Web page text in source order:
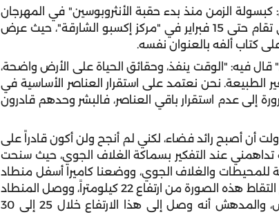
الزمن منذ بدء حقبة الأنثروبوسين" في المهرجان
الدولي للتصوير "اكسبوجر" بنسخته السابعة التي تقام حتى 15 فبراير في "مركز إكسبو الشارقة"، حيث عرض
كتاب ألفه بالعنوان نفسه.
فيه: "الوقت ينفذ، وحقائق الحياة على الأرض واضحة،
الطبيعة. نحن نعتمد على استقرار العناصر الأساسية في
إلى عدم استقرار باقي العناصر، فالبشر وحدهم قادرون
أن أصبح رائد فضاء، لكني لم أنجح ولن أكون قادراً على
عند التفكير بسماكة الغلاف الجوي، حيث سنحت
للمحيطات والغلاف الجوي، ووضعنا كاميرا أسفل منطاد
للأرصاد الجوية، تلتقط صورة كل خمس ثوان، وتم التقاط هذه الصورة من ارتفاع 22 كيلومتراً، ووصل المنطاد
إلى ارتفاع 33 كيلومتراً قبل أن يسقط إلى الأرض، والمدهش أنه وصل إلى هذا الارتفاع خلال 25 إلى 30